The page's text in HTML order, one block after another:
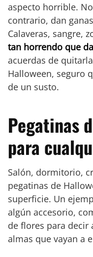
aspecto horrible.
contrario, dan
Calaveras, sangre,
tan horrendo que
acuerdas de
Halloween, seguro
de un susto.
Pegatinas
para
Salón, dormitorio,
pegatinas de
superficie. Un
algún accesorio,
de flores para decir
almas que vayan a